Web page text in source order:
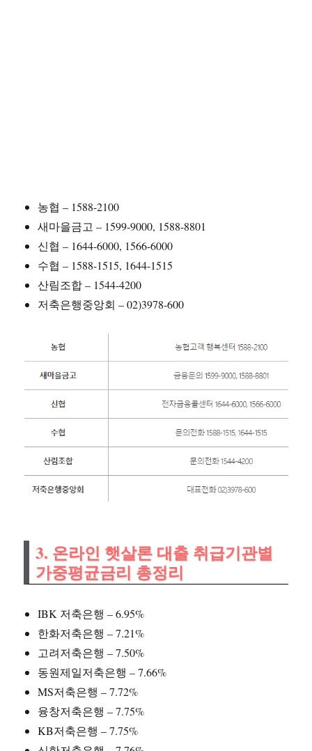
농협 – 1588-2100
새마을금고 – 1599-9000, 1588-8801
신협 – 1644-6000, 1566-6000
수협 – 1588-1515, 1644-1515
산림조합 – 1544-4200
저축은행중앙회 – 02)3978-600
3. 온라인 햇살론 대출 취급기관별
가중평균금리 총정리
IBK 저축은행 – 6.95%
한화저축은행 – 7.21%
고려저축은행 – 7.50%
동원제일저축은행 – 7.66%
MS저축은행 – 7.72%
융창저축은행 – 7.75%
KB저축은행 – 7.75%